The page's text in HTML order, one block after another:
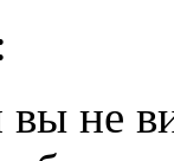
вы не